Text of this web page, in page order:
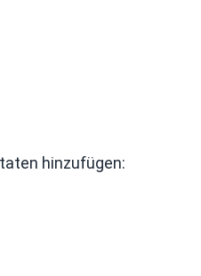
hinzufügen: